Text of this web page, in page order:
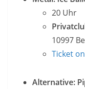
20 Uhr
10997
Ticket
Alternative: